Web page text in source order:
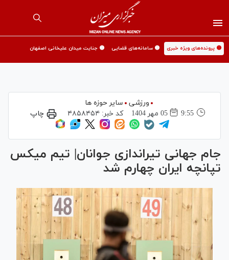
🟡 پرونده‌های ویژه خبری 🟡 سامانه‌های قضایی 🟡 جنایت میدان علیخانی اصفهان
ورزشی
سایر حوزه ها
9:55
05 مهر 1404 کد خبر: ۴۸۵۸۴۵۴ چاپ
جام جهانی تیراندازی جوانان| تیم میکس
تپانچه ایران چهارم شد